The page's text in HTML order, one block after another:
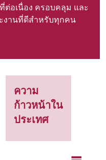
ต่อเนื่อง ครอบคลุม และ
งานที่ดีสำหรับทุกคน
ความ
ก้าวหน้าใน
ประเทศ